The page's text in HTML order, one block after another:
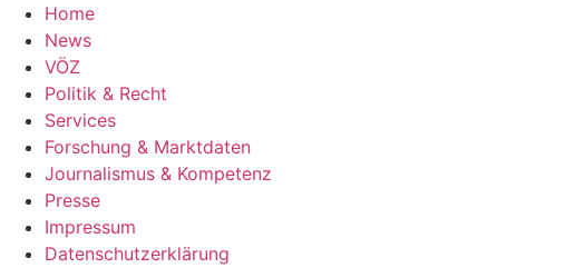
Home
News
VÖZ
Politik & Recht
Services
Forschung & Marktdaten
Journalismus & Kompetenz
Presse
Impressum
Datenschutzerklärung